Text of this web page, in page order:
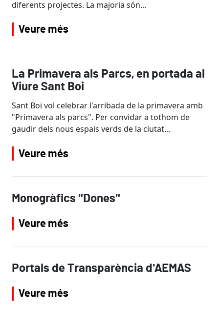
diferents projectes. La majoria són...
Veure més
La Primavera als Parcs, en portada al
Viure Sant Boi
Sant Boi vol celebrar l'arribada de la primavera amb
"Primavera als parcs". Per convidar a tothom de
gaudir dels nous espais verds de la ciutat...
Veure més
Monogràfics "Dones"
Veure més
Portals de Transparència d'AEMAS
Veure més